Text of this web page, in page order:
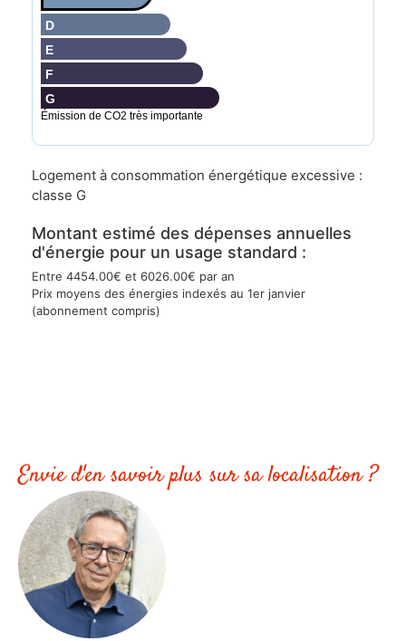
D
E
F
G
Émission de CO2 très importante
Logement à consommation énergétique excessive :
classe G
Montant estimé des dépenses annuelles
d'énergie pour un usage standard :
Entre 4454.00€ et 6026.00€ par an
Prix moyens des énergies indexés au 1er janvier
(abonnement compris)
Envie d'en savoir plus sur sa localisation ?